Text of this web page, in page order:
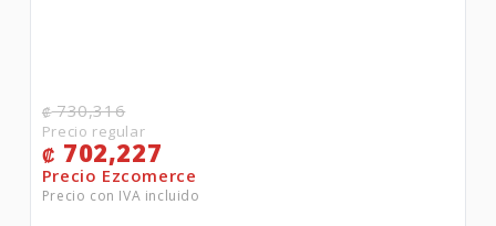
₡730,316
₡ 702,227